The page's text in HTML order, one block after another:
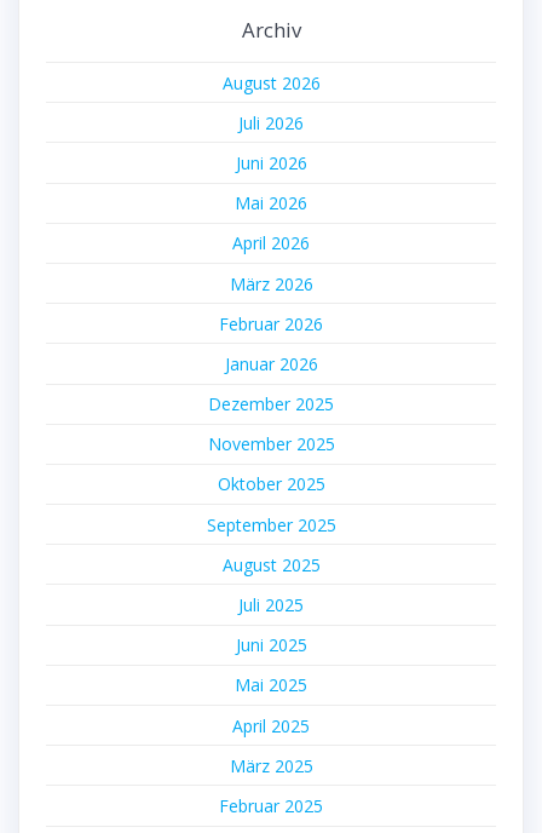
Archiv
August 2026
Juli 2026
Juni 2026
Mai 2026
April 2026
März 2026
Februar 2026
Januar 2026
Dezember 2025
November 2025
Oktober 2025
September 2025
August 2025
Juli 2025
Juni 2025
Mai 2025
April 2025
März 2025
Februar 2025